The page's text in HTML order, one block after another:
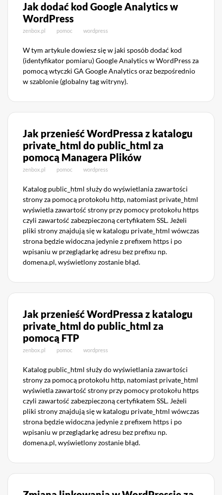
Jak dodać kod Google Analytics w
WordPress
zenbox.pl pomoc wordpress
W tym artykule dowiesz się w jaki sposób dodać kod
(identyfikator pomiaru) Google Analytics w WordPress za
pomocą wtyczki GA Google Analytics oraz bezpośrednio
w szablonie (globalny tag witryny).
Jak przenieść WordPressa z katalogu
private_html do public_html za
pomocą Managera Plików
zenbox.pl pomoc wordpress
Katalog public_html służy do wyświetlania zawartości
strony za pomocą protokołu http, natomiast private_html
wyświetla zawartość strony przy pomocy protokołu https
czyli zawartość zabezpieczoną certyfikatem SSL. Jeżeli
pliki strony znajdują się w katalogu private_html wówczas
strona będzie widoczna jedynie z prefixem https i po
wpisaniu w przeglądarkę adresu bez prefixu np.
domena.pl, wyświetlony zostanie błąd.
Jak przenieść WordPressa z katalogu
private_html do public_html za
pomocą FTP
zenbox.pl pomoc wordpress
Katalog public_html służy do wyświetlania zawartości
strony za pomocą protokołu http, natomiast private_html
wyświetla zawartość strony przy pomocy protokołu https
czyli zawartość zabezpieczoną certyfikatem SSL. Jeżeli
pliki strony znajdują się w katalogu private_html wówczas
strona będzie widoczna jedynie z prefixem https i po
wpisaniu w przeglądarkę adresu bez prefixu np.
domena.pl, wyświetlony zostanie błąd.